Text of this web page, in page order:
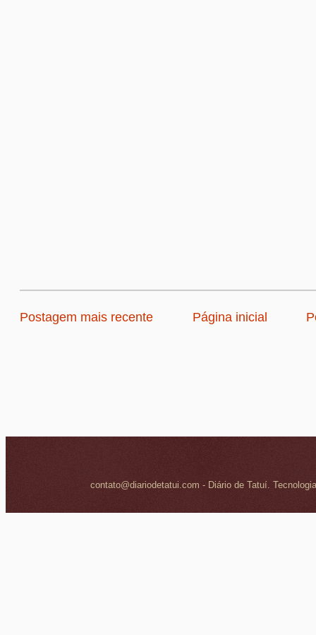
Postagem mais recente Página inicial
contato@diariodetatui.com - Diário de Tatuí.